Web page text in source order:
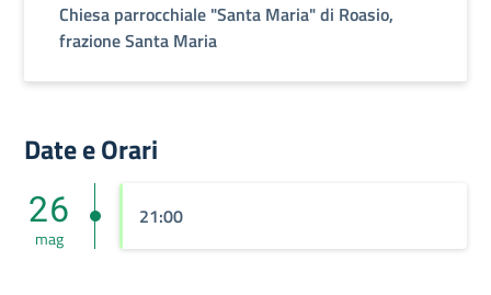
Chiesa parrocchiale "Santa Maria" di Roasio,
frazione Santa Maria
Date e Orari
26
mag
21:00